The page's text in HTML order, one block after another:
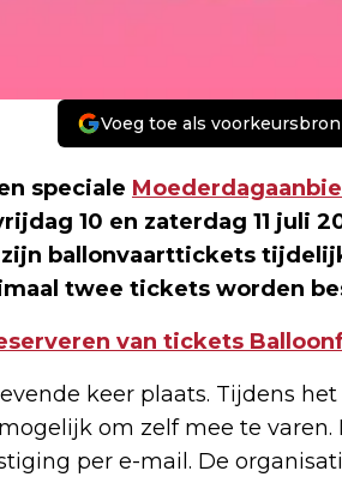
Voeg toe als
speciale
10 en zaterdag 11 juli
zijn ballonvaarttickets
twee tickets worden
van tickets
keer plaats. Tijdens
om zelf mee te varen.
per e-mail. De